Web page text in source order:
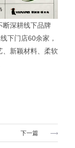
断深耕线下品牌
下门店60余家，
、新颖材料、柔软
下一篇